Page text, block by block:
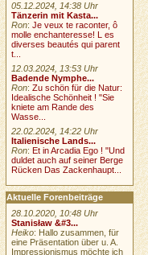
05.12.2024, 14:38 Uhr
Tänzerin mit Kasta...
Ron:Je veux te raconter, ô
molle enchanteresse! L es
diverses beautés qui parent
t...
12.03.2024, 13:53 Uhr
Badende Nymphe...
Ron:Zu schön für die Natur:
Idealische Schönheit ! "Sie
kniete am Rande des
Wasse...
22.02.2024, 14:22 Uhr
Italienische Lands...
Ron:Et in Arcadia Ego ! "Und
duldet auch auf seiner Berge
Rücken Das Zackenhaupt...
Aktuelle Forenbeiträge
28.10.2020, 10:48 Uhr
Stanisław &#3...
Heiko: Hallo zusammen, für
eine Präsentation über u. A.
Impressionismus möchte ich